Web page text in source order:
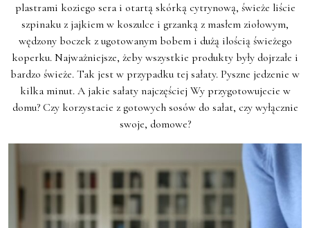
plastrami koziego sera i otartą skórką cytrynową, świeże liście
szpinaku z jajkiem w koszulce i grzanką z masłem ziołowym,
wędzony boczek z ugotowanym bobem i dużą ilością świeżego
koperku. Najważniejsze, żeby wszystkie produkty były dojrzałe i
bardzo świeże. Tak jest w przypadku tej sałaty. Pyszne jedzenie w
kilka minut. A jakie sałaty najczęściej Wy przygotowujecie w
domu? Czy korzystacie z gotowych sosów do sałat, czy wyłącznie
swoje, domowe?